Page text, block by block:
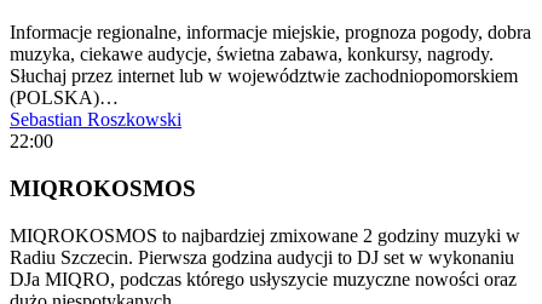
Informacje regionalne, informacje miejskie, prognoza pogody, dobra
muzyka, ciekawe audycje, świetna zabawa, konkursy, nagrody.
Słuchaj przez internet lub w województwie zachodniopomorskiem
(POLSKA)…
Sebastian Roszkowski
22:00
MIQROKOSMOS
MIQROKOSMOS to najbardziej zmixowane 2 godziny muzyki w
Radiu Szczecin. Pierwsza godzina audycji to DJ set w wykonaniu
DJa MIQRO, podczas którego usłyszycie muzyczne nowości oraz